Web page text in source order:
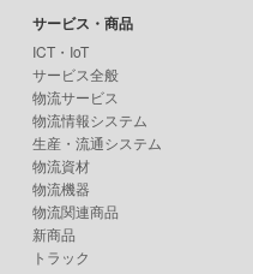
サービス・商品
ICT・IoT
サービス全般
物流サービス
物流情報システム
生産・流通システム
物流資材
物流機器
物流関連商品
新商品
トラック